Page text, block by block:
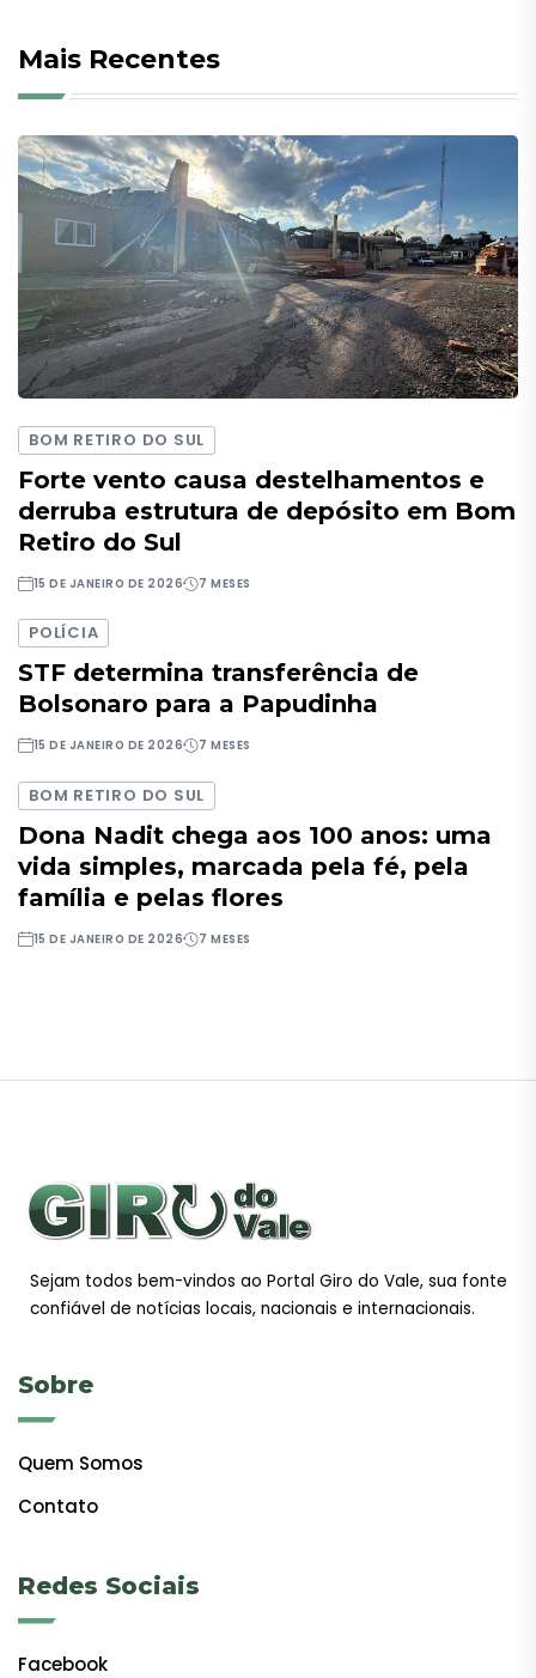
Mais Recentes
BOM RETIRO DO SUL
Forte vento causa destelhamentos e
derruba estrutura de depósito em Bom
Retiro do Sul
15 DE JANEIRO DE 2026 7 MESES
POLÍCIA
STF determina transferência de
Bolsonaro para a Papudinha
15 DE JANEIRO DE 2026 7 MESES
BOM RETIRO DO SUL
Dona Nadit chega aos 100 anos: uma
vida simples, marcada pela fé, pela
família e pelas flores
15 DE JANEIRO DE 2026 7 MESES
Sejam todos bem-vindos ao Portal Giro do Vale, sua fonte
confiável de notícias locais, nacionais e internacionais.
Sobre
Quem Somos
Contato
Redes Sociais
Facebook